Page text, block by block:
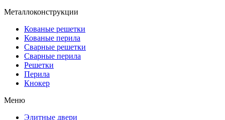
Металлоконструкции
Кованые решетки
Кованые перила
Сварные решетки
Сварные перила
Решетки
Перила
Кнокер
Меню
Элитные двери